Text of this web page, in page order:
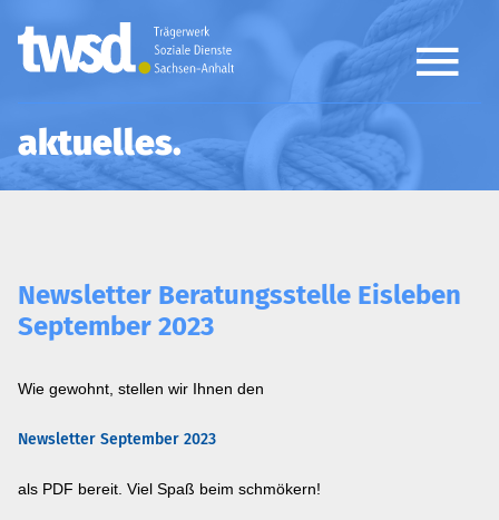
aktuelles
Newsletter Beratungsstelle Eisleben
September 2023
Wie gewohnt, stellen wir Ihnen den
Newsletter September 2023
als PDF bereit. Viel Spaß beim schmökern!